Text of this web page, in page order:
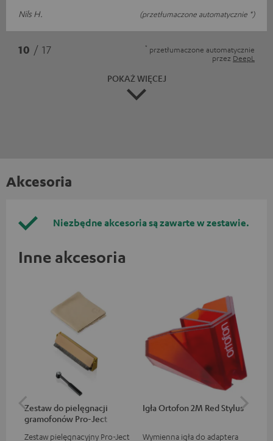
Nils H.
(przetłumaczone automatycznie *)
10 / 17 * przetłumaczone automatycznie
przez DeepL
POKAŻ WIĘCEJ
Akcesoria
Niezbędne akcesoria są zawarte w zestawie.
Inne akcesoria
Zestaw do pielęgnacji
gramofonów Pro-Ject
Zestaw pielęgnacyjny Pro-Ject
Igła Ortofon 2M Red Stylus
Wymienna igła do adaptera